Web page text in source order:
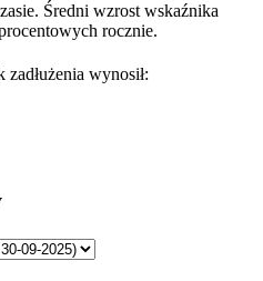
Średni wzrost wskaźnika
rocznie.
wynosił: